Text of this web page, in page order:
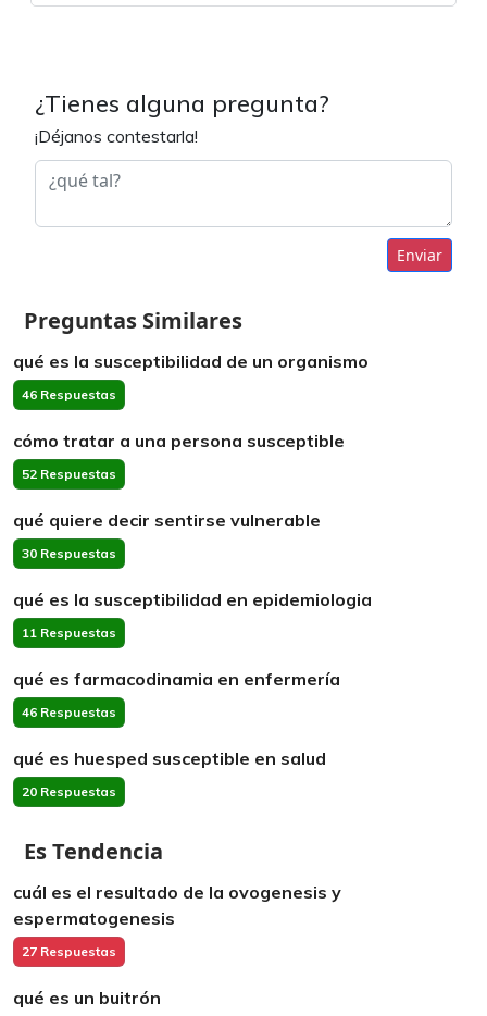
¿Tienes alguna pregunta?
¡Déjanos contestarla!
Enviar
Preguntas Similares
qué es la susceptibilidad de un organismo
46 Respuestas
cómo tratar a una persona susceptible
52 Respuestas
qué quiere decir sentirse vulnerable
30 Respuestas
qué es la susceptibilidad en epidemiologia
11 Respuestas
qué es farmacodinamia en enfermería
46 Respuestas
qué es huesped susceptible en salud
20 Respuestas
Es Tendencia
cuál es el resultado de la ovogenesis y
espermatogenesis
27 Respuestas
qué es un buitrón